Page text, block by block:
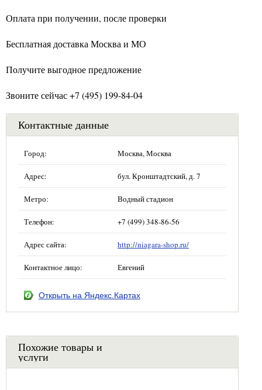
Оплата при получении, после проверки
Бесплатная доставка Москва и МО
Получите выгодное предложение
Звоните сейчас +7 (495) 199-84-04
Контактные данные
Город: Москва, Москва
Адрес: бул. Кронштадтский, д. 7
Метро: Водный стадион
Телефон: +7 (499) 348-86-56
Адрес сайта: http://niagara-shop.ru/
Контактное лицо: Евгений
Открыть на Яндекс.Картах
Похожие товары и
услуги